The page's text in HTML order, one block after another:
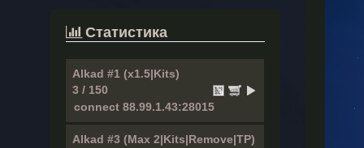
Статистика
Alkad #1 (x1.5|Kits)
3 / 150
Alkad #3 (Max 2|Kits|Remove|TP)